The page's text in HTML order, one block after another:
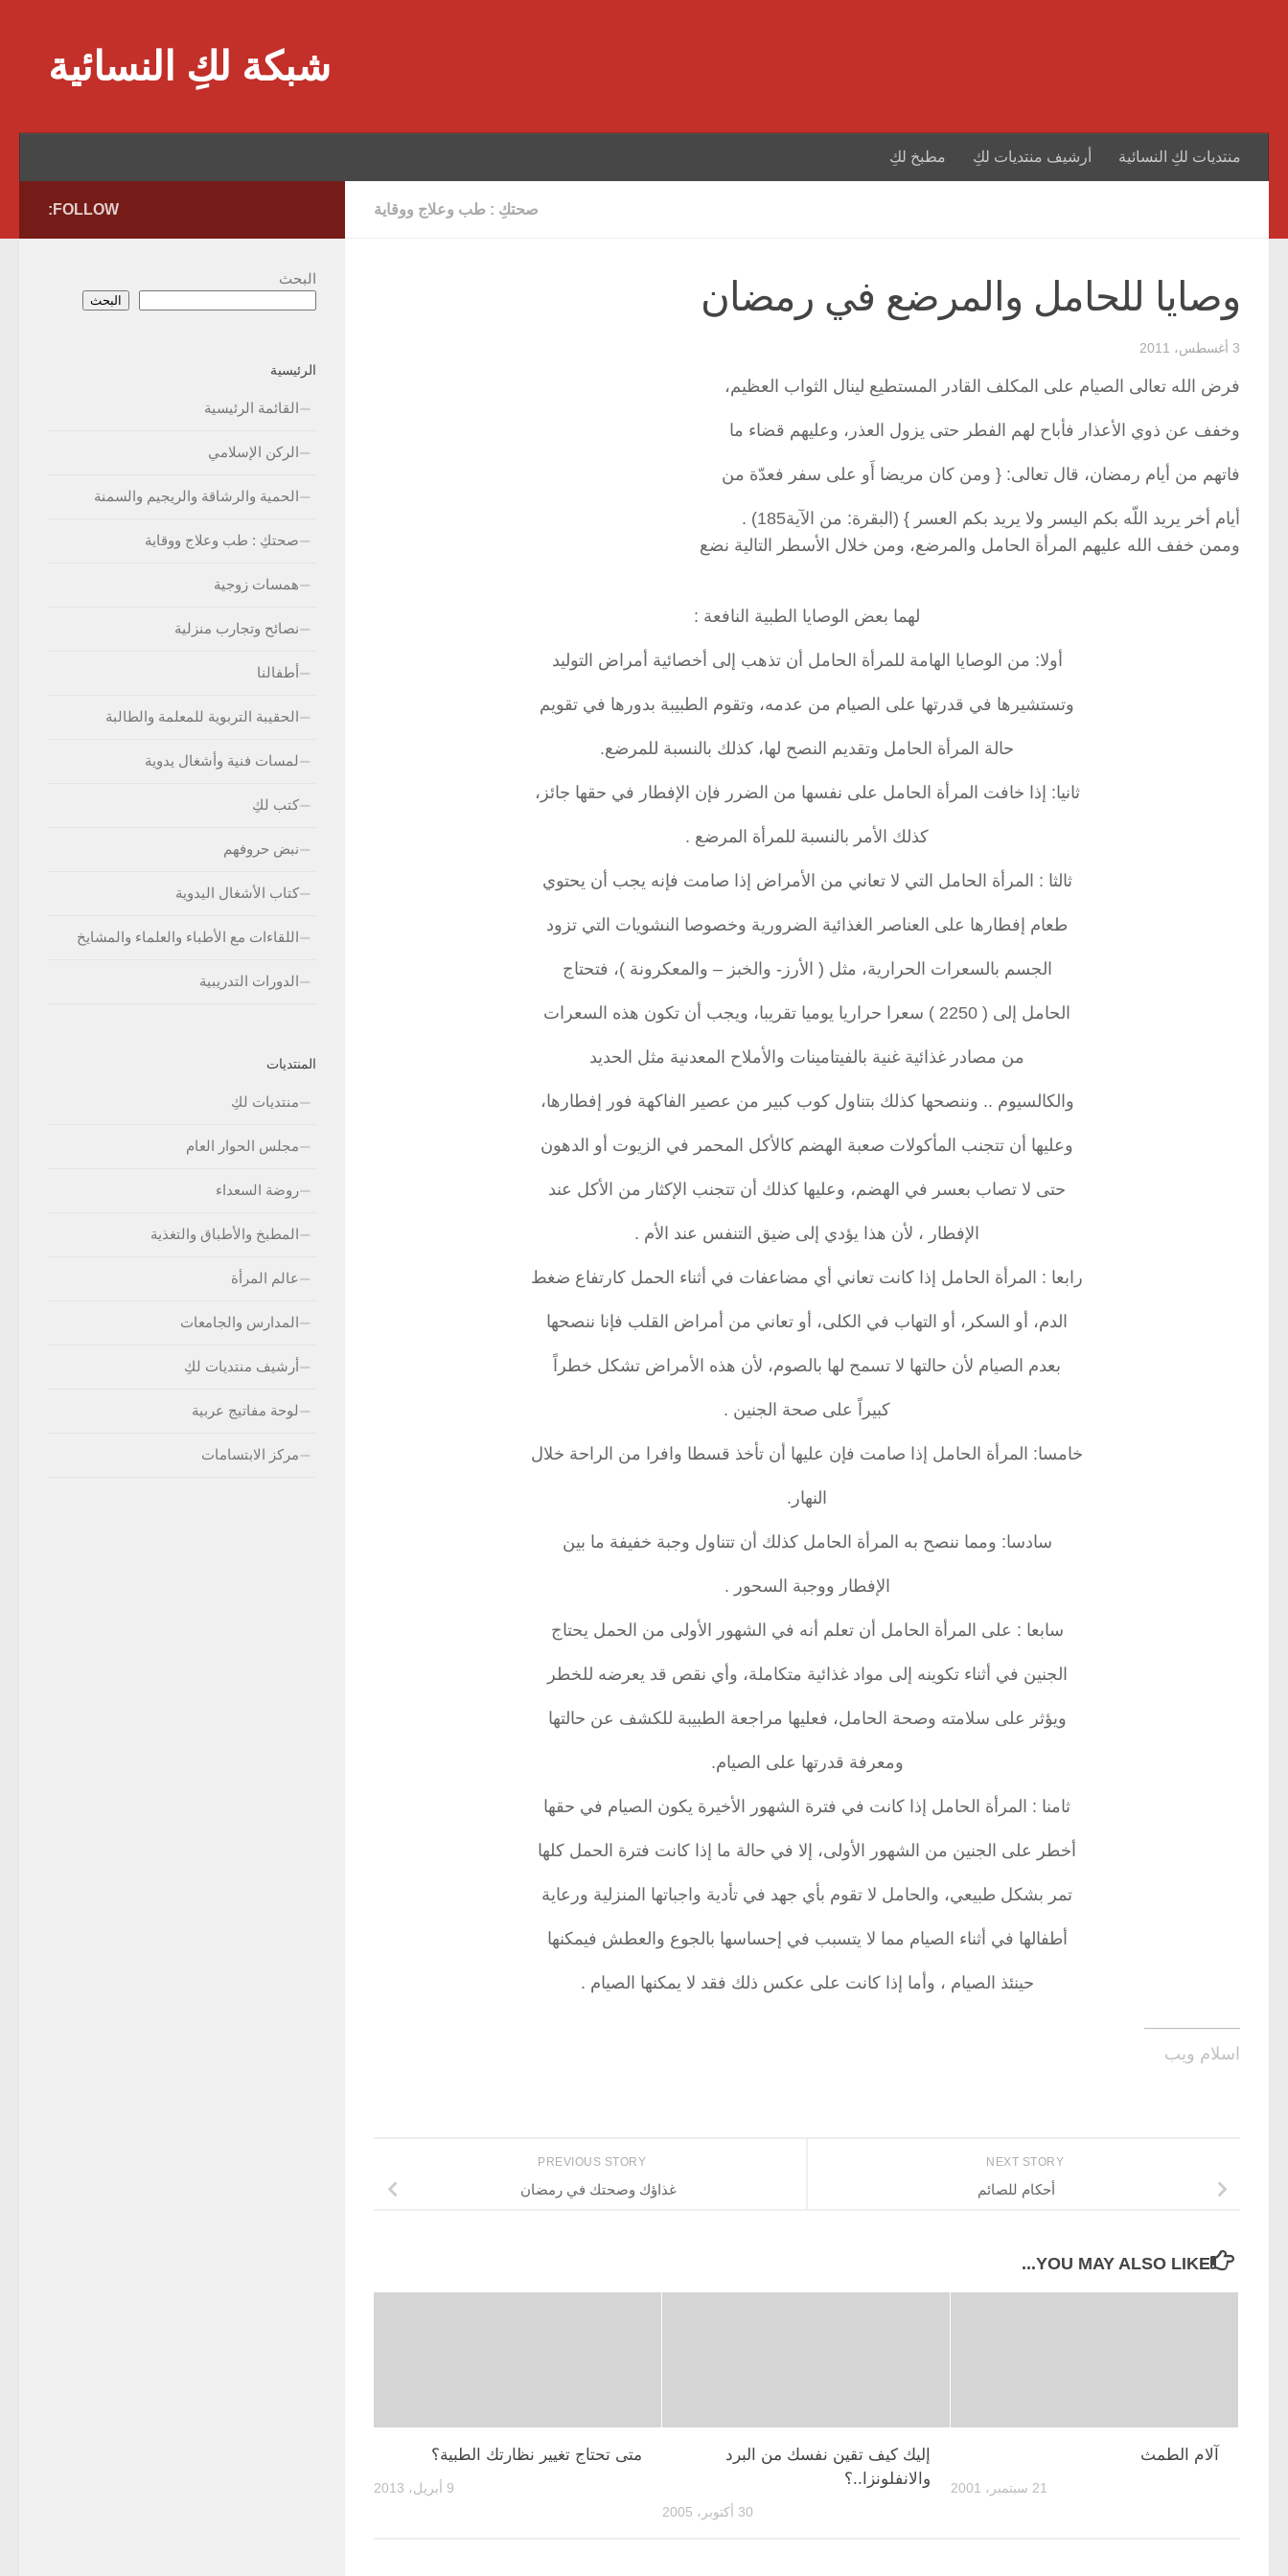
شبكة لكِ النسائية
منتديات لكِ النسائية أرشيف منتديات لكِ مطبخ لكِ
صحتكِ : طب وعلاج ووقاية
وصايا للحامل والمرضع في رمضان
3 أغسطس، 2011
فرض الله تعالى الصيام على المكلف القادر المستطيع لينال الثواب العظيم،
وخفف عن ذوي الأعذار فأباح لهم الفطر حتى يزول العذر، وعليهم قضاء ما
فاتهم من أيام رمضان، قال تعالى: { ومن كان مريضا أَو على سفر فعدّة من
أيام أخر يريد اللّه بكم اليسر ولا يريد بكم العسر } (البقرة: من الآية185) .
وممن خفف الله عليهم المرأة الحامل والمرضع، ومن خلال الأسطر التالية نضع
لهما بعض الوصايا الطبية النافعة :
أولا: من الوصايا الهامة للمرأة الحامل أن تذهب إلى أخصائية أمراض التوليد
وتستشيرها في قدرتها على الصيام من عدمه، وتقوم الطبيبة بدورها في تقويم
حالة المرأة الحامل وتقديم النصح لها، كذلك بالنسبة للمرضع.
ثانيا: إذا خافت المرأة الحامل على نفسها من الضرر فإن الإفطار في حقها جائز،
كذلك الأمر بالنسبة للمرأة المرضع .
ثالثا : المرأة الحامل التي لا تعاني من الأمراض إذا صامت فإنه يجب أن يحتوي
طعام إفطارها على العناصر الغذائية الضرورية وخصوصا النشويات التي تزود
الجسم بالسعرات الحرارية، مثل ( الأرز- والخبز – والمعكرونة )، فتحتاج
الحامل إلى ( 2250 ) سعرا حراريا يوميا تقريبا، ويجب أن تكون هذه السعرات
من مصادر غذائية غنية بالفيتامينات والأملاح المعدنية مثل الحديد
والكالسيوم .. وننصحها كذلك بتناول كوب كبير من عصير الفاكهة فور إفطارها،
وعليها أن تتجنب المأكولات صعبة الهضم كالأكل المحمر في الزيوت أو الدهون
حتى لا تصاب بعسر في الهضم، وعليها كذلك أن تتجنب الإكثار من الأكل عند
الإفطار ، لأن هذا يؤدي إلى ضيق التنفس عند الأم .
رابعا : المرأة الحامل إذا كانت تعاني أي مضاعفات في أثناء الحمل كارتفاع ضغط
الدم، أو السكر، أو التهاب في الكلى، أو تعاني من أمراض القلب فإنا ننصحها
بعدم الصيام لأن حالتها لا تسمح لها بالصوم، لأن هذه الأمراض تشكل خطراً
كبيراً على صحة الجنين .
خامسا: المرأة الحامل إذا صامت فإن عليها أن تأخذ قسطا وافرا من الراحة خلال
النهار.
سادسا: ومما ننصح به المرأة الحامل كذلك أن تتناول وجبة خفيفة ما بين
الإفطار ووجبة السحور .
سابعا : على المرأة الحامل أن تعلم أنه في الشهور الأولى من الحمل يحتاج
الجنين في أثناء تكوينه إلى مواد غذائية متكاملة، وأي نقص قد يعرضه للخطر
ويؤثر على سلامته وصحة الحامل، فعليها مراجعة الطبيبة للكشف عن حالتها
ومعرفة قدرتها على الصيام.
ثامنا : المرأة الحامل إذا كانت في فترة الشهور الأخيرة يكون الصيام في حقها
أخطر على الجنين من الشهور الأولى، إلا في حالة ما إذا كانت فترة الحمل كلها
تمر بشكل طبيعي، والحامل لا تقوم بأي جهد في تأدية واجباتها المنزلية ورعاية
أطفالها في أثناء الصيام مما لا يتسبب في إحساسها بالجوع والعطش فيمكنها
حينئذ الصيام ، وأما إذا كانت على عكس ذلك فقد لا يمكنها الصيام .
—————–
اسلام ويب
NEXT STORY
أحكام للصائم
PREVIOUS STORY
غذاؤك وصحتك في رمضان
YOU MAY ALSO LIKE...
متى تحتاج تغيير نظارتك الطبية؟
9 أبريل، 2013
إليك كيف تقين نفسك من البرد
والانفلونزا..؟
30 أكتوبر، 2005
آلام الطمث
21 سبتمبر، 2001
FOLLOW:
البحث
البحث
الرئيسية
القائمة الرئيسية
الركن الإسلامي
الحمية والرشاقة والريجيم والسمنة
صحتكِ : طب وعلاج ووقاية
همسات زوجية
نصائح وتجارب منزلية
أطفالنا
الحقيبة التربوية للمعلمة والطالبة
لمسات فنية وأشغال يدوية
كتب لكِ
نبض حروفهم
كتاب الأشغال اليدوية
اللقاءات مع الأطباء والعلماء والمشايخ
الدورات التدريبية
المنتديات
منتديات لكِ
مجلس الحوار العام
روضة السعداء
المطبخ والأطباق والتغذية
عالم المرأة
المدارس والجامعات
أرشيف منتديات لكِ
لوحة مفاتيج عربية
مركز الابتسامات